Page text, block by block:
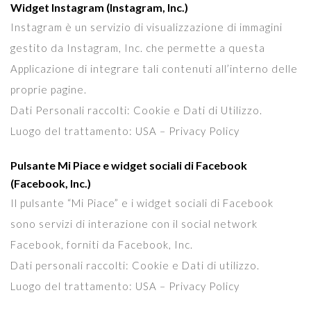
Widget Instagram (Instagram, Inc.)
Instagram è un servizio di visualizzazione di immagini
gestito da Instagram, Inc. che permette a questa
Applicazione di integrare tali contenuti all’interno delle
proprie pagine.
Dati Personali raccolti: Cookie e Dati di Utilizzo.
Luogo del trattamento: USA – Privacy Policy
Pulsante Mi Piace e widget sociali di Facebook
(Facebook, Inc.)
Il pulsante “Mi Piace” e i widget sociali di Facebook
sono servizi di interazione con il social network
Facebook, forniti da Facebook, Inc.
Dati personali raccolti: Cookie e Dati di utilizzo.
Luogo del trattamento: USA – Privacy Policy